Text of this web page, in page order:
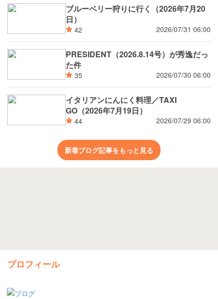
ブルーベリー狩りに行く（2026年7月20
日）
42 2026/07/31 06:00
PRESIDENT（2026.8.14号）が秀逸だっ
た件
35 2026/07/30 06:00
イタリアンにんにく料理／TAXI
GO（2026年7月19日）
44 2026/07/29 06:00
新着ブログ記事をもっと見る
プロフィール